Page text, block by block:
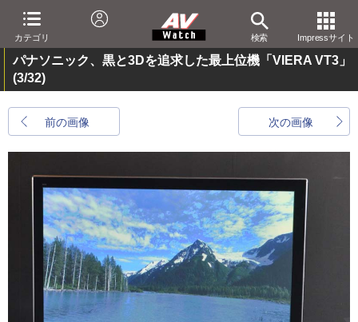
カテゴリ 検索 Impressサイト
パナソニック、黒と3Dを追求した最上位機「VIERA VT3」
(3/32)
前の画像 次の画像